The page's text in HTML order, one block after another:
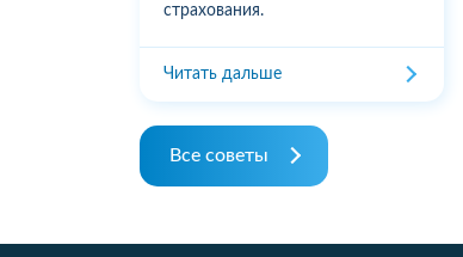
страхования.
Читать дальше
Все советы